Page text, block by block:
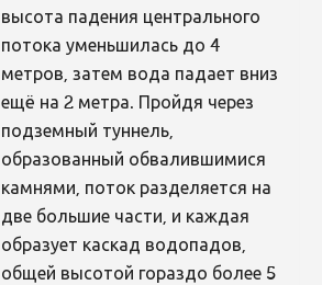
высота падения центрального
потока уменьшилась до 4
метров, затем вода падает вниз
ещё на 2 метра. Пройдя через
подземный туннель,
образованный обвалившимися
камнями, поток разделяется на
две большие части, и каждая
образует каскад водопадов,
общей высотой гораздо более 5